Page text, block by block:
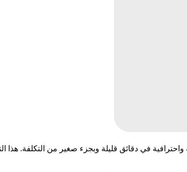
$50,000. أداتنا للأبحاث السوقية تقدم تقارير شاملة واحترافية في دقائق قليلة وبجزء